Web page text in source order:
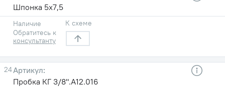
Шпонка 5х7,5
Наличие
Обратитесь к
консультанту
К схеме
24
Пробка КГ 3/8".А12.016